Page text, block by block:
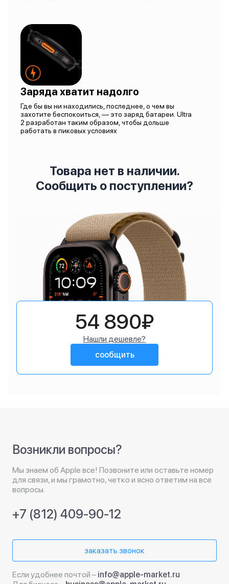
Заряда хватит надолго
Где бы вы ни находились, последнее, о чем вы
захотите беспокоиться, — это заряд батареи. Ultra
2 разработан таким образом, чтобы дольше
работать в пиковых условиях
Товара нет в наличии.
Сообщить о поступлении?
54 890₽
Нашли дешевле?
сообщить
Возникли вопросы?
Мы знаем об Apple все! Позвоните или оставьте номер
для связи, и мы грамотно, четко и ясно ответим на все
вопросы.
+7 (812) 409-90-12
заказать звонок
Если удобнее почтой – info@apple-market.ru